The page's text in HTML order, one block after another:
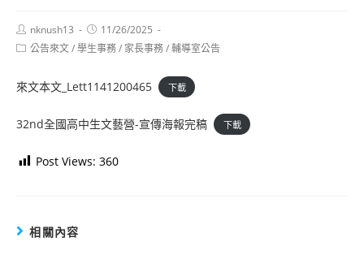
Post
author:
nknush13
Post
published:
11/26/2025
Post公告來文/學生事務/ 家長事務/輔導室公告
來文本文_Lett1141200465 下載
32nd全國高中生文藝營-宣傳海報完稿 下載
Post Views: 360
相關內容